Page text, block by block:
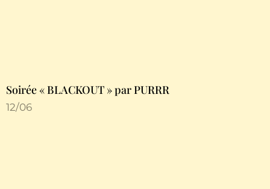
Soirée « BLACKOUT » par PURRR
12/06